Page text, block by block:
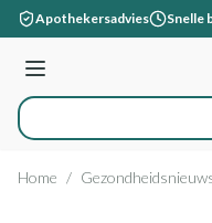
Ga naar de inhoud
Apothekersadvies Snelle
Menu
Product, merk,
Home /